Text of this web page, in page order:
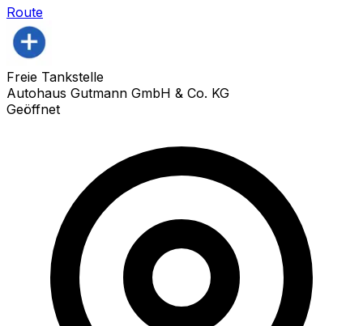
Route
Freie Tankstelle
Autohaus Gutmann GmbH & Co. KG
Geöffnet